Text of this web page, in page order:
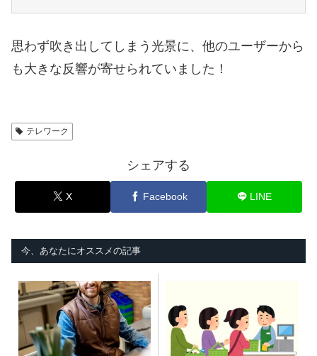
思わず吹き出してしまう光景に、他のユーザーから
も大きな反響が寄せられていました！
テレワーク
シェアする
X Facebook LINE
今、あなたにオススメの記事